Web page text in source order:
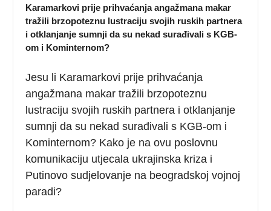
Karamarkovi prije prihvaćanja angažmana makar
tražili brzopoteznu lustraciju svojih ruskih partnera
i otklanjanje sumnji da su nekad surađivali s KGB-
om i Kominternom?
Jesu li Karamarkovi prije prihvaćanja
angažmana makar tražili brzopoteznu
lustraciju svojih ruskih partnera i otklanjanje
sumnji da su nekad surađivali s KGB-om i
Kominternom? Kako je na ovu poslovnu
komunikaciju utjecala ukrajinska kriza i
Putinovo sudjelovanje na beogradskoj vojnoj
paradi?